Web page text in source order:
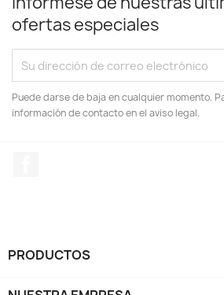
ofertas especiales
Puede darse de baja en cualquier momento.
información de contacto en el aviso legal.
PRODUCTOS